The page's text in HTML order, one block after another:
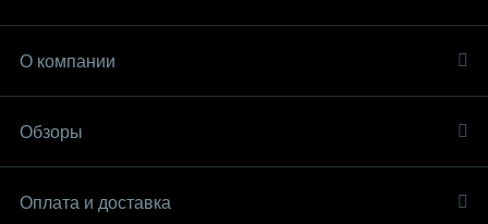
О компании
Обзоры
Оплата и доставка